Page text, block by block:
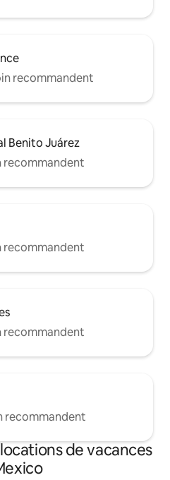
recommandent
Benito Juárez
recommandent
recommandent
recommandent
recommandent
de vacances